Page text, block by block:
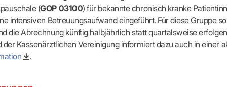
Praxissitze
Dienstplanung mit BD-Online
Bereitschaftspraxis/
Kooperationsärzte
Bereitschaftsdienst-
der Ärzte/Therapeuten
Zulassungsausschüsse
Koordinierungsstelle
Kompetenzzentrum Hygiene
Freie Allianz der Länder-
(GOP 03100) für bekannte chronisch kranke
intensiven Betreuungsaufwand eingeführt. Für diese Gruppe
die Abrechnung künftig halbjährlich statt quartalsweise
der Kassenärztlichen Vereinigung informiert dazu auch in einer
.